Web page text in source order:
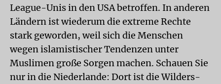
League-Unis in den USA betroffen. In anderen
Ländern ist wiederum die extreme Rechte
stark geworden, weil sich die Menschen
wegen islamistischer Tendenzen unter
Muslimen große Sorgen machen. Schauen Sie
nur in die Niederlande: Dort ist die Wilders-